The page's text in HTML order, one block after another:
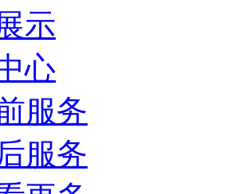
示
心
服务
服务